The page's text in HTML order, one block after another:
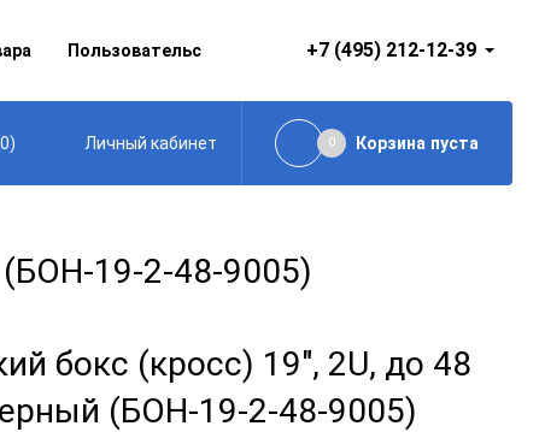
Пользовательское соглашение+7 (495) 212-12-39
0) Личный кабинет 0 Корзина пуста
19-2-48-9005)
бокс (кросс) 19", 2U, до 48
(БОН-19-2-48-9005)